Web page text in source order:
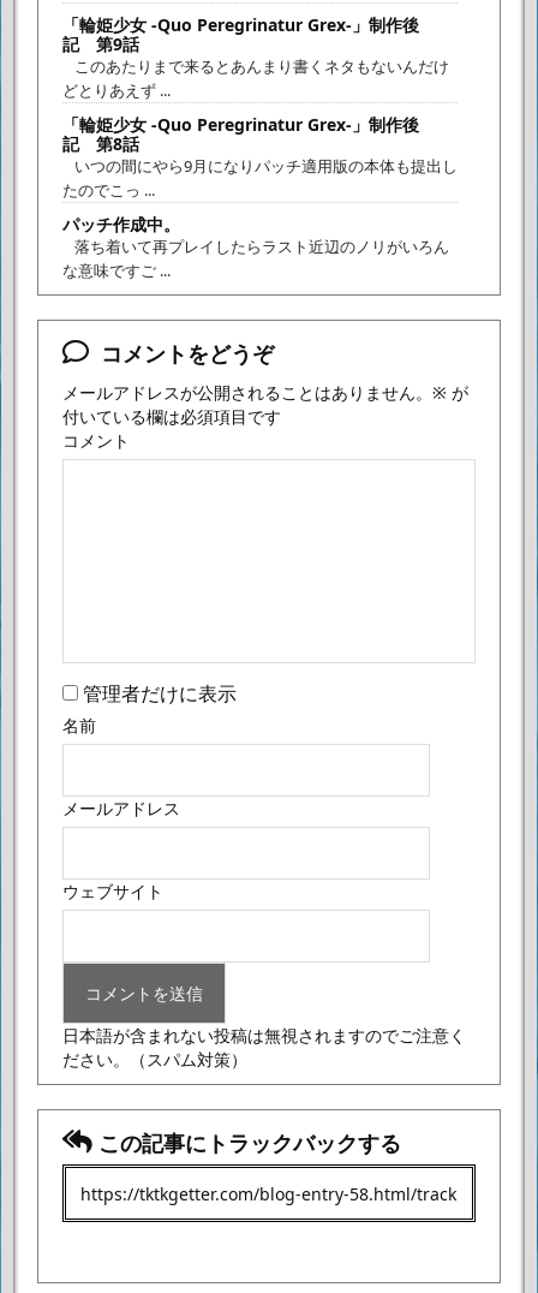
「輪姫少女 -Quo Peregrinatur Grex-」制作後
記 第9話
このあたりまで来るとあんまり書くネタもないんだけ
どとりあえず ...
「輪姫少女 -Quo Peregrinatur Grex-」制作後
記 第8話
いつの間にやら9月になりパッチ適用版の本体も提出し
たのでこっ ...
パッチ作成中。
落ち着いて再プレイしたらラスト近辺のノリがいろん
な意味ですご ...
コメントをどうぞ
メールアドレスが公開されることはありません。 ※ が
付いている欄は必須項目です
コメント
管理者だけに表示
名前
メールアドレス
ウェブサイト
日本語が含まれない投稿は無視されますのでご注意く
ださい。
（スパム対策）
この記事にトラックバックする